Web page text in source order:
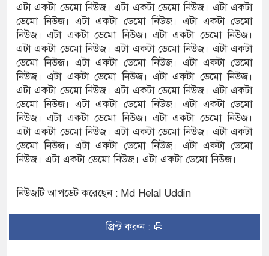
এটা একটা ডেমো নিউজ। এটা একটা ডেমো নিউজ। এটা একটা
ডেমো নিউজ। এটা একটা ডেমো নিউজ। এটা একটা ডেমো
নিউজ। এটা একটা ডেমো নিউজ। এটা একটা ডেমো নিউজ।
এটা একটা ডেমো নিউজ। এটা একটা ডেমো নিউজ। এটা একটা
ডেমো নিউজ। এটা একটা ডেমো নিউজ। এটা একটা ডেমো
নিউজ। এটা একটা ডেমো নিউজ। এটা একটা ডেমো নিউজ।
এটা একটা ডেমো নিউজ। এটা একটা ডেমো নিউজ। এটা একটা
ডেমো নিউজ। এটা একটা ডেমো নিউজ। এটা একটা ডেমো
নিউজ। এটা একটা ডেমো নিউজ। এটা একটা ডেমো নিউজ।
এটা একটা ডেমো নিউজ। এটা একটা ডেমো নিউজ। এটা একটা
ডেমো নিউজ। এটা একটা ডেমো নিউজ। এটা একটা ডেমো
নিউজ। এটা একটা ডেমো নিউজ। এটা একটা ডেমো নিউজ।
নিউজটি আপডেট করেছেন : Md Helal Uddin
প্রিন্ট করুন :